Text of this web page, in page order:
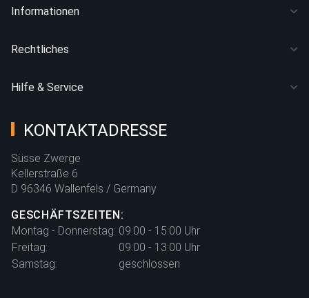
Informationen
Rechtliches
Hilfe & Service
KONTAKTADRESSE
Süsse Zwerge
Kellerstraße 6
D 96346 Wallenfels / Germany
GESCHÄFTSZEITEN:
Montag - Donnerstag: 09:00 - 15:00 Uhr
Freitag:
09:00 - 13:00 Uhr
Samstag:
geschlossen